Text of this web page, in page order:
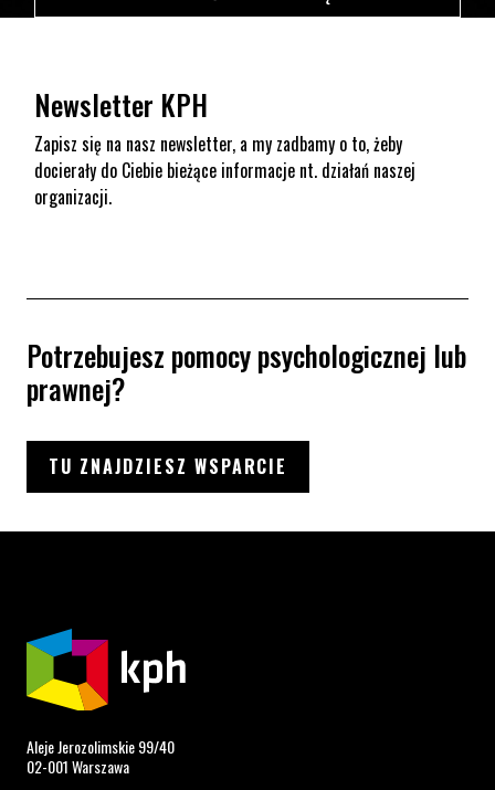
Newsletter KPH
Zapisz się na nasz newsletter, a my zadbamy o to, żeby
docierały do Ciebie bieżące informacje nt. działań naszej
organizacji.
Potrzebujesz pomocy psychologicznej lub
prawnej?
TU ZNAJDZIESZ WSPARCIE
Aleje Jerozolimskie 99/40
02-001 Warszawa